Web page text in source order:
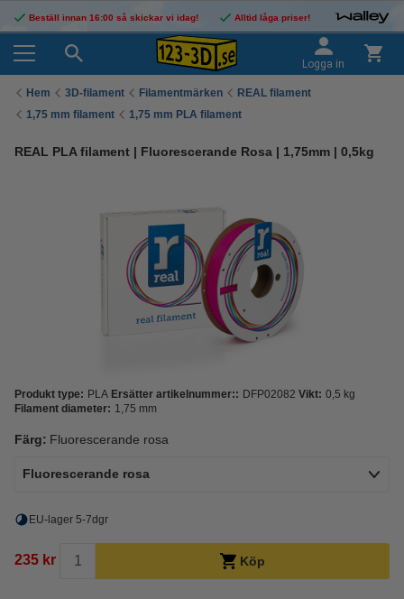
Beställ innan 16:00 så skickar vi idag! Alltid låga priser!
Logga in
Hem 3D-filament Filamentmärken
REAL filament
1,75 mm filament
1,75 mm PLA filament
REAL PLA filament | Fluorescerande Rosa | 1,75mm | 0,5kg
Produkt type: PLA Ersätter artikelnummer:: DFP02082 Vikt: 0,5 kg
Filament diameter: 1,75 mm
Färg: Fluorescerande rosa
Fluorescerande rosa
EU-lager 5-7dgr
235 kr Köp